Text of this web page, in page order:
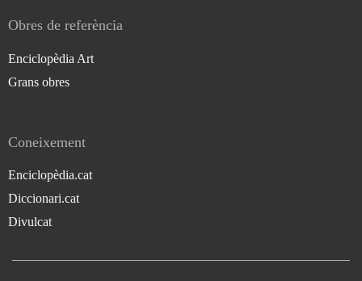
Obres de referència
Enciclopèdia Art
Grans obres
Coneixement
Enciclopèdia.cat
Diccionari.cat
Divulcat